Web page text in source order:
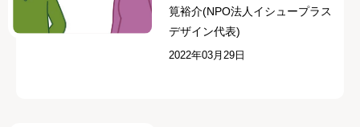
筧裕介(NPO法人イシュープラス
デザイン代表)
2022年03月29日